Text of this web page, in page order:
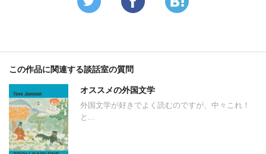
この作品に関連する談話室の質問
オススメの外国文学
外国文学が好きでよく読むのですが、中々これ！
と...